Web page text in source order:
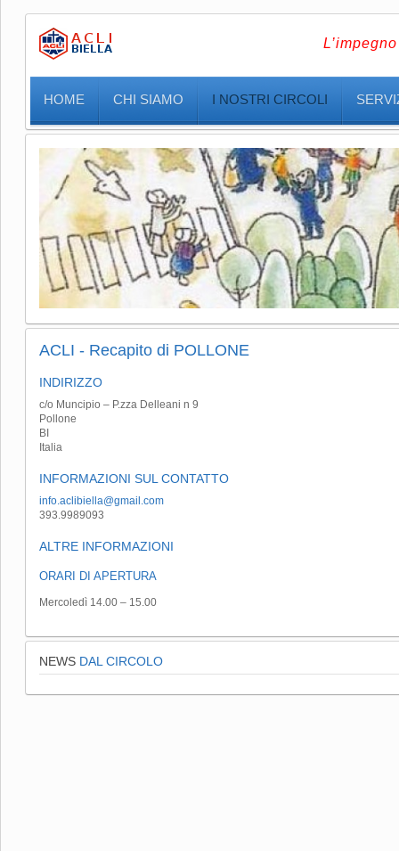
HOME CHI SIAMO I NOSTRI CIRCOLI
ACLI - Recapito di POLLONE
INDIRIZZO
c/o Muncipio – P.zza Delleani n 9
Pollone
BI
Italia
INFORMAZIONI SUL CONTATTO
info.aclibiella@gmail.com
393.9989093
ALTRE INFORMAZIONI
ORARI DI APERTURA
Mercoledì 14.00 – 15.00
NEWS DAL CIRCOLO